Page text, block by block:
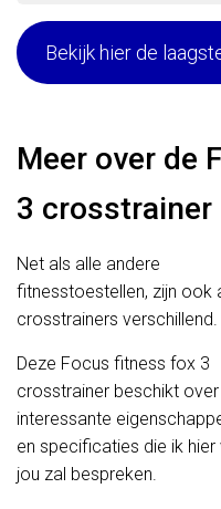
Bekijk hier de
Meer over de
3 crosstrainer
Net als alle andere
fitnesstoestellen, zijn ook
crosstrainers verschillend.
Deze Focus fitness fox 3
crosstrainer beschikt over
interessante
en specificaties die ik
jou zal bespreken.